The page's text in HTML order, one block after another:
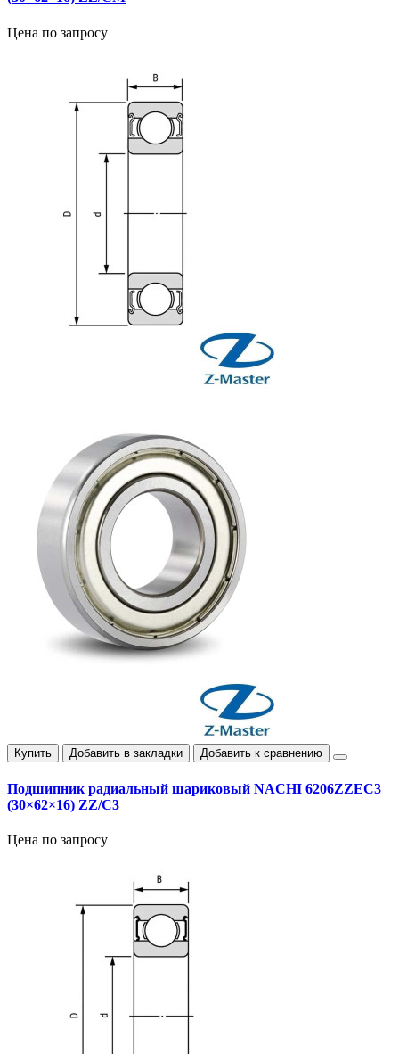
Цена по запросу
Купить Добавить в закладки Добавить к сравнению
Подшипник радиальный шариковый NACHI 6206ZZEC3
(30×62×16) ZZ/C3
Цена по запросу